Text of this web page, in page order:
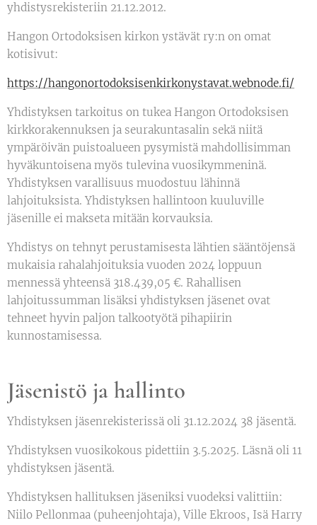
yhdistysrekisteriin 21.12.2012.
Hangon Ortodoksisen kirkon ystävät ry:n on omat
kotisivut:
https://hangonortodoksisenkirkonystavat.webnode.fi/
Yhdistyksen tarkoitus on tukea Hangon Ortodoksisen
kirkkorakennuksen ja seurakuntasalin sekä niitä
ympäröivän puistoalueen pysymistä mahdollisimman
hyväkuntoisena myös tulevina vuosikymmeninä.
Yhdistyksen varallisuus muodostuu lähinnä
lahjoituksista. Yhdistyksen hallintoon kuuluville
jäsenille ei makseta mitään korvauksia.
Yhdistys on tehnyt perustamisesta lähtien sääntöjensä
mukaisia rahalahjoituksia vuoden 2024 loppuun
mennessä yhteensä 318.439,05 €. Rahallisen
lahjoitussumman lisäksi yhdistyksen jäsenet ovat
tehneet hyvin paljon talkootyötä pihapiirin
kunnostamisessa.
Jäsenistö ja hallinto
Yhdistyksen jäsenrekisterissä oli 31.12.2024 38 jäsentä.
Yhdistyksen vuosikokous pidettiin 3.5.2025. Läsnä oli 11
yhdistyksen jäsentä.
Yhdistyksen hallituksen jäseniksi vuodeksi valittiin:
Niilo Pellonmaa (puheenjohtaja), Ville Ekroos, Isä Harry